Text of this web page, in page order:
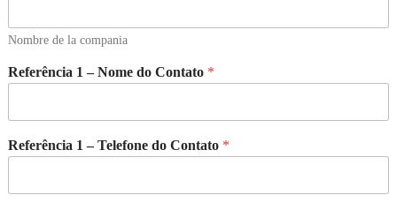
Nombre de la compania
Referência 1 – Nome do Contato *
Referência 1 – Telefone do Contato *